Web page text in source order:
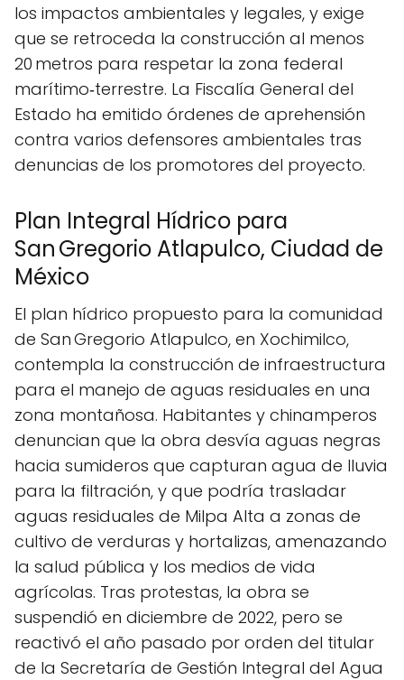
los impactos ambientales y legales, y exige
que se retroceda la construcción al menos
20 metros para respetar la zona federal
marítimo‑terrestre. La Fiscalía General del
Estado ha emitido órdenes de aprehensión
contra varios defensores ambientales tras
denuncias de los promotores del proyecto.
Plan Integral Hídrico para
San Gregorio Atlapulco, Ciudad de
México
El plan hídrico propuesto para la comunidad
de San Gregorio Atlapulco, en Xochimilco,
contempla la construcción de infraestructura
para el manejo de aguas residuales en una
zona montañosa. Habitantes y chinamperos
denuncian que la obra desvía aguas negras
hacia sumideros que capturan agua de lluvia
para la filtración, y que podría trasladar
aguas residuales de Milpa Alta a zonas de
cultivo de verduras y hortalizas, amenazando
la salud pública y los medios de vida
agrícolas. Tras protestas, la obra se
suspendió en diciembre de 2022, pero se
reactivó el año pasado por orden del titular
de la Secretaría de Gestión Integral del Agua